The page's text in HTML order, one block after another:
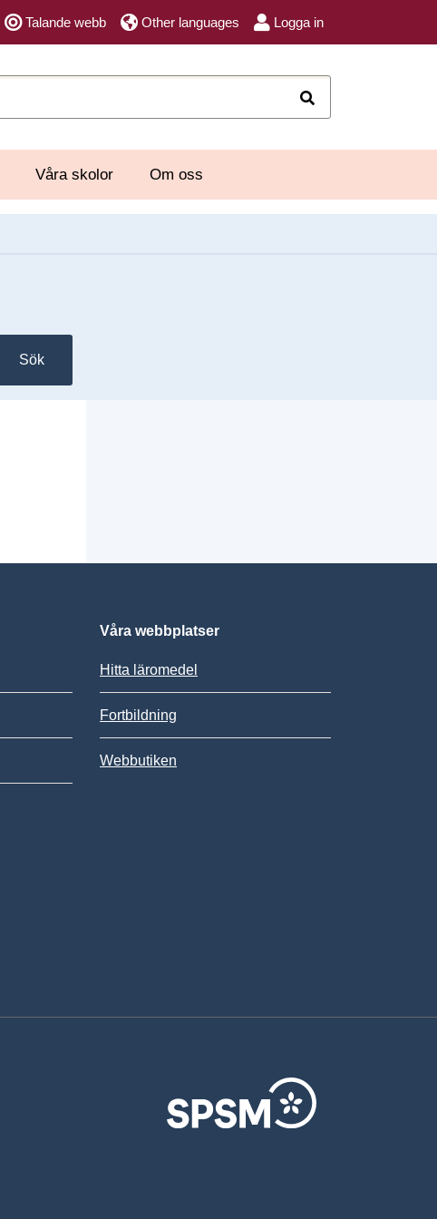
Talande webb Other languages Logga in
Våra skolor Om oss
Sök
Våra webbplatser
Hitta läromedel
Fortbildning
Webbutiken